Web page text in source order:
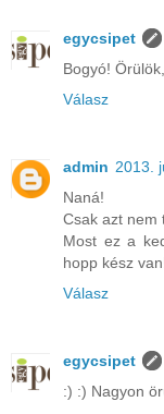
egycsipet
Bogyó!
Válasz
admin 2013.
Naná!
Csak azt nem
Most ez a
hopp kész
Válasz
egycsipet
:) :) Nagyon